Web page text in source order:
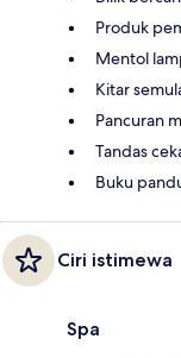
Produk
Mentol
Kitar
Pancuran
Tandas
Buku
Ciri istimewa
Spa